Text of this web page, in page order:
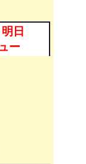
日
ー